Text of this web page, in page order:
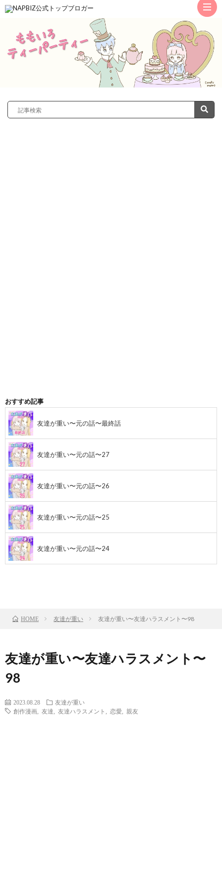
ト
ッ
プ
サ
レ
おすすめ記事
友達が重い〜元の話〜最終話
友達が重い〜元の話〜27
友達が重い〜元の話〜26
友達が重い〜元の話〜25
友達が重い〜元の話〜24
HOME 友達が重い 友達が重い〜友達ハラスメント〜98
友達が重い〜友達ハラスメント〜
98
2023.08.28
友達が重い
創作漫画
友達 友達ハラスメント 恋愛 親友